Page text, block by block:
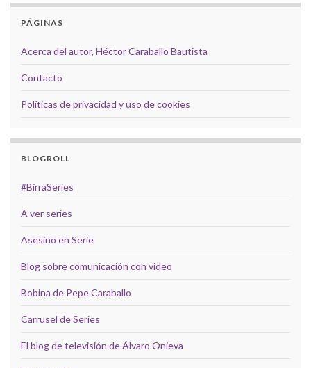
PÁGINAS
Acerca del autor, Héctor Caraballo Bautista
Contacto
Políticas de privacidad y uso de cookies
BLOGROLL
#BirraSeries
A ver series
Asesino en Serie
Blog sobre comunicación con video
Bobina de Pepe Caraballo
Carrusel de Series
El blog de televisión de Álvaro Onieva